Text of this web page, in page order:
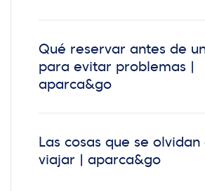
Qué reservar antes de
para evitar problemas |
aparca&go
Las cosas que se
viajar | aparca&go